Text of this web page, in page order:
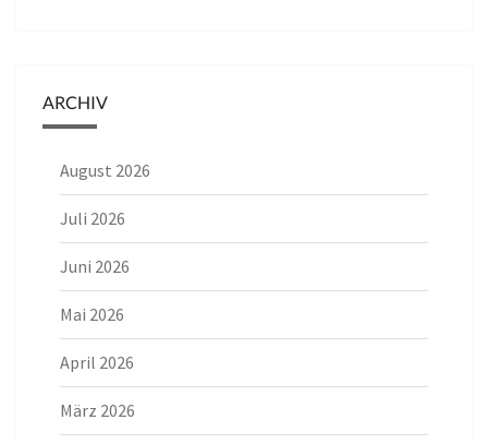
ARCHIV
August 2026
Juli 2026
Juni 2026
Mai 2026
April 2026
März 2026